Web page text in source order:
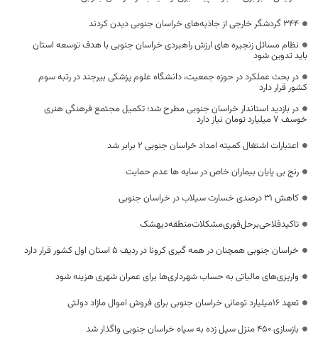
۳۴۴ گردشگر خارجی از جاذبه‌های خراسان جنوبی دیدن کردند
نظام مسائل زنجیره های ارزش راهبردی خراسان جنوبی با هدف توسعه استان
باید تدوین شود
در بحث عملکرد در حوزه جمعیت، دانشگاه علوم پزشکی بیرجند در رتبه سوم
کشور قرار دارد
در بازدید استاندار خراسان جنوبی مطرح شد؛ تکمیل مجتمع فرهنگی هنری
خوسف ۷ میلیارد تومان نیاز دارد
اعتبارات اشتغال کمیته امداد خراسان جنوبی ۲ برابر شد
رنج بی پایان بیماران خاص در سایه ها عدم حمایت
کاهش ۳۱ درصدی خسارت سیلاب در خراسان جنوبی
تاکیدفلاحی‌برحل‌فوری‌مشکلات‌منطقه‌دیهشک
خراسان جنوبی همچنان در همه گیری کرونا در ردیف ۵ استان اول کشور قرار دارد
‌واریزی‌های مالیاتی به حساب شهرداری‌ها برای عمران شهری هزینه شود
تعهد ۱۶میلیارد تومانی خراسان جنوبی برای فروش اموال مازاد دولتی
بازسازی 450 منزل سیل زده به سپاه خراسان جنوبی واگذار شد